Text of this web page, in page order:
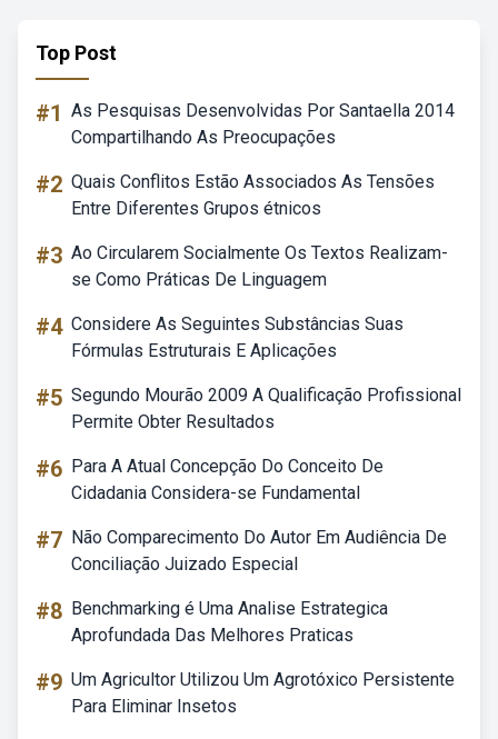
Top Post
#1 As Pesquisas Desenvolvidas Por Santaella 2014
Compartilhando As Preocupações
#2 Quais Conflitos Estão Associados As Tensões
Entre Diferentes Grupos étnicos
#3 Ao Circularem Socialmente Os Textos Realizam-
se Como Práticas De Linguagem
#4 Considere As Seguintes Substâncias Suas
Fórmulas Estruturais E Aplicações
#5 Segundo Mourão 2009 A Qualificação Profissional
Permite Obter Resultados
#6 Para A Atual Concepção Do Conceito De
Cidadania Considera-se Fundamental
#7 Não Comparecimento Do Autor Em Audiência De
Conciliação Juizado Especial
#8 Benchmarking é Uma Analise Estrategica
Aprofundada Das Melhores Praticas
#9 Um Agricultor Utilizou Um Agrotóxico Persistente
Para Eliminar Insetos